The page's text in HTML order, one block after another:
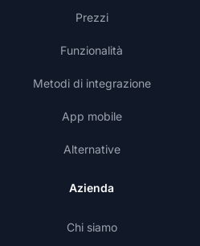
Prezzi
Funzionalità
Metodi di integrazione
App mobile
Alternative
Azienda
Chi siamo